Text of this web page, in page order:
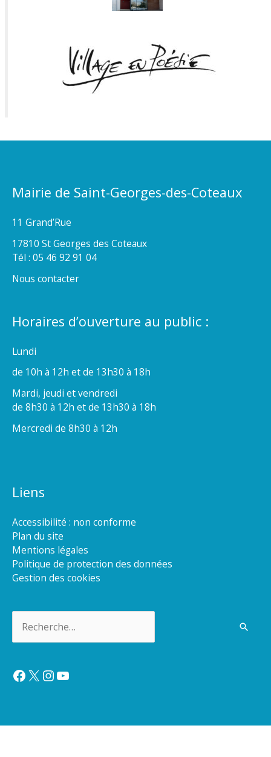
Mairie de Saint-Georges-des-Coteaux
11 Grand’Rue
17810 St Georges des Coteaux
Tél : 05 46 92 91 04
Nous contacter
Horaires d’ouverture au public :
Lundi
de 10h à 12h et de 13h30 à 18h
Mardi, jeudi et vendredi
de 8h30 à 12h et de 13h30 à 18h
Mercredi de 8h30 à 12h
Liens
Accessibilité : non conforme
Plan du site
Mentions légales
Politique de protection des données
Gestion des cookies
Facebook
X Instagram
YouTube